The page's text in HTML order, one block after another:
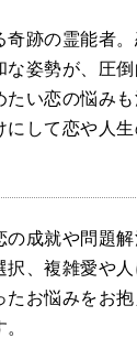
跡の霊能者
姿勢が、圧
い恋の悩み
して恋や人
成就や問題
、複雑愛や人
お悩みをお